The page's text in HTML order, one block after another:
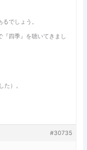
でしょう。
四季』を聴いてきまし
）。
#30735